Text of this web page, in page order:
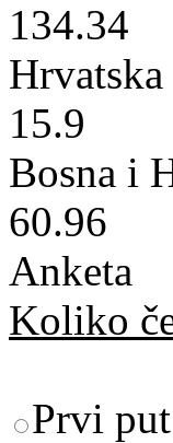
134.34
Hrvatska
15.9
Bosna i
60.96
Anketa
Koliko
Prvi